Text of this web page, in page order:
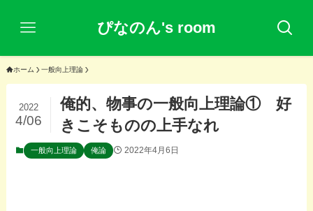
ぴなのん's room
ホーム 一般向上理論
俺的、物事の一般向上理論① 好
きこそものの上手なれ
2022
4/06
一般向上理論 俺論 2022年4月6日